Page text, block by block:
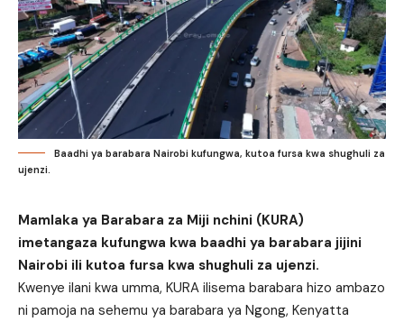
Baadhi ya barabara Nairobi kufungwa, kutoa fursa kwa shughuli za
ujenzi.
Mamlaka ya Barabara za Miji nchini (KURA)
imetangaza kufungwa kwa baadhi ya barabara jijini
Nairobi ili kutoa fursa kwa shughuli za ujenzi.
Kwenye ilani kwa umma, KURA ilisema barabara hizo ambazo
ni pamoja na sehemu ya barabara ya Ngong, Kenyatta